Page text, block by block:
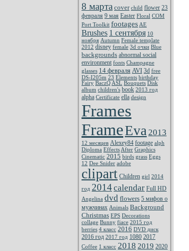
8 марта cover child flower 23
февраля 9 мая Easter Floral COM
Port Toolkit footages AE
Brushes 1 сентября 10
ноября Autumn Female template
2012 disney female 3d очки Blue
backgrounds abnormal social
environment fonts Champagne
glasses 14 февраля AVI 3d free
DS-I205m 23 Elements birthday
Fairy BaczQ ASL Bouquets Disk
album children's book 2013 год
alpha Certificate ella design
Frames
FrameEva 2013
12 месяцев Alexey84 footage alph
Diploma Effects After Graphics
Cinematic 2015 birds grass Eggs
12 Dee Snider adobe
clipart Children girl 2014
год 2014calendar Full HD
Angelina dvd flowers 5 мифов о
мужчинах Animals Background
Christmas EPS Decorations
collage Bunny fiace 2015 год
berries 4 класс 2016 DVD диск
2016 год 2017 год 1080 2017
Coffee 1 класс 2018 2019 2020